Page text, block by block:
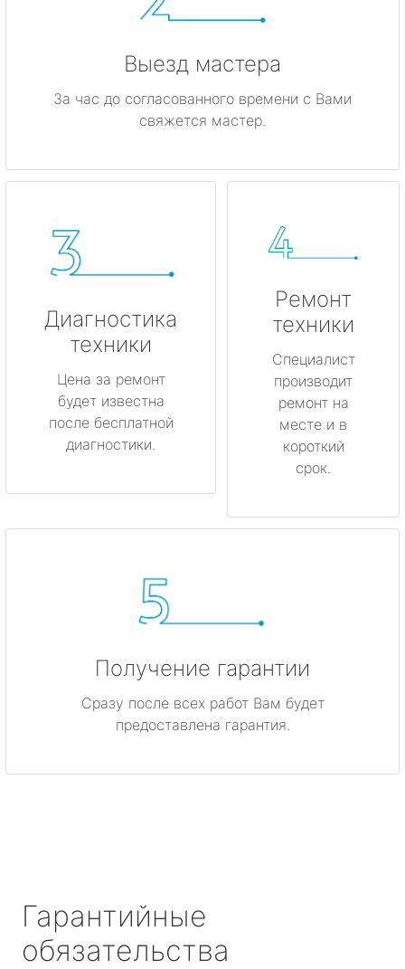
Выезд мастера
За час до согласованного времени с Вами
свяжется мастер.
Диагностика
техники
Цена за ремонт
будет известна
после бесплатной
диагностики.
Ремонт
техники
Специалист
производит
ремонт на
месте и в
короткий
срок.
Получение гарантии
Сразу после всех работ Вам будет
предоставлена гарантия.
Гарантийные
обязательства